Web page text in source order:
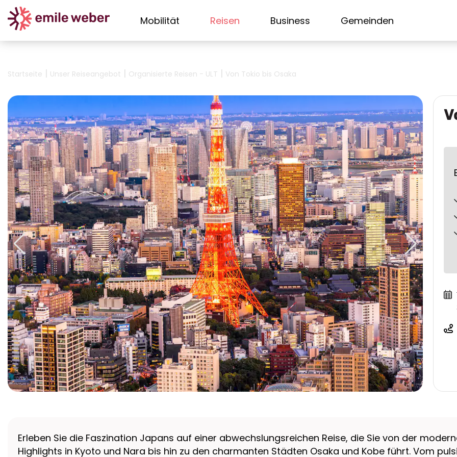
Mobilität Reisen Business Gemeinden
Startseite | Unser Reiseangebot | Organisierte Reisen - ULT | Von Tokio bis Osaka
Erleben Sie die Faszination Japans auf einer abwechslungsreichen Reise, die Sie von der
Highlights in Kyoto und Nara bis hin zu den charmanten Städten Osaka und Kobe führt. Vom